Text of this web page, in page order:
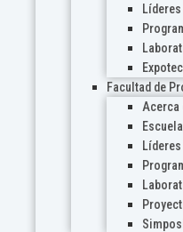
Facultad de
Acerca